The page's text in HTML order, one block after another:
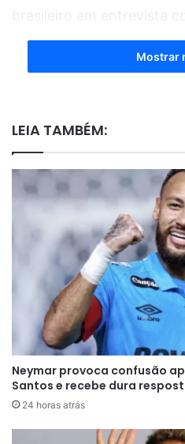
Mostrar
LEIA TAMBÉM:
Neymar provoca confusão
Santos e recebe dura
24 horas atrás